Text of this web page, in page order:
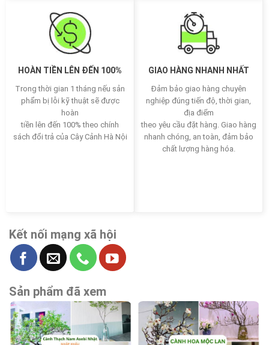
HOÀN TIỀN LÊN ĐẾN 100%
Trong thời gian 1 tháng nếu sản
phẩm bị lỗi kỹ thuật sẽ được
hoàn
tiền lên đến 100% theo chính
sách đổi trả của Cây Cảnh Hà Nội
GIAO HÀNG NHANH NHẤT
Đảm bảo giao hàng chuyên
nghiệp đúng tiến độ, thời gian,
địa điểm
theo yêu cầu đặt hàng. Giao hàng
nhanh chóng, an toàn, đảm bảo
chất lượng hàng hóa.
Kết nối mạng xã hội
Sản phẩm đã xem